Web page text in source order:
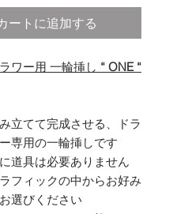
ートに追加する
ワー用 一輪挿し “ ONE “
立てて完成させる、ドラ
専用の一輪挿しです
道具は必要ありません
フィックの中からお好み
選びください